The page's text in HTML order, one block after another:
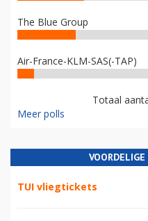
The Blue Group
Air-France-KLM-SAS(-TAP)
Totaal
Meer polls
TUI vliegtickets